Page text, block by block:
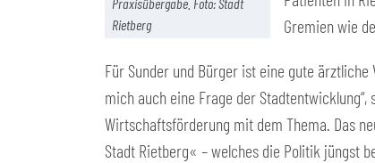
Rietberg
Gremien wie
Für Sunder und Bürger ist eine gute
mich auch eine Frage der
Wirtschaftsförderung mit dem Thema. Das
Stadt Rietberg« – welches die Politik jüngst